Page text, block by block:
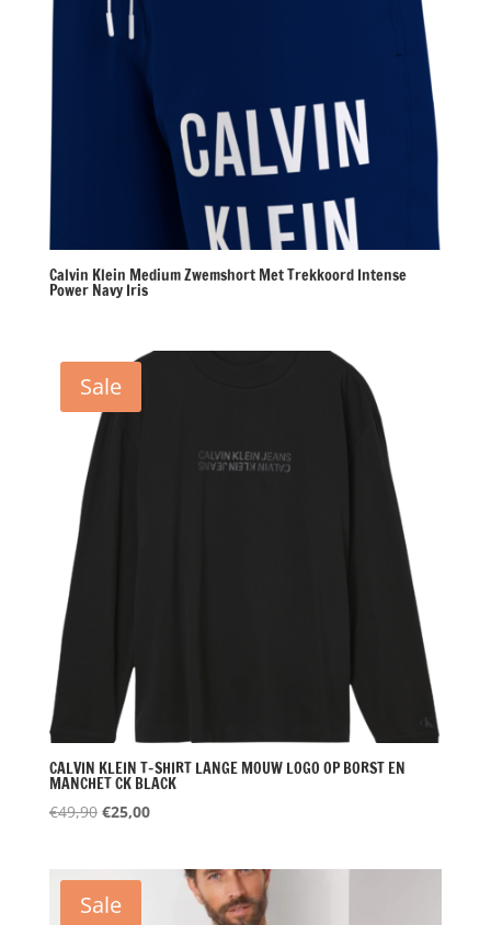
Calvin Klein Medium Zwemshort Met Trekkoord Intense
Power Navy Iris
Sale
CALVIN KLEIN T-SHIRT LANGE MOUW LOGO OP BORST EN
MANCHET CK BLACK
€49,90 Oorspronkelijke
€49,90.
€25,00Huidige
€25,00.
Sale